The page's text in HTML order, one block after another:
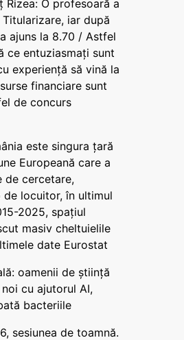
Rizea: O profesoară a
iar după
ajuns la 8.70 / Astfel
ce entuziasmați sunt
experiență să vină la
financiare sunt
de concurs
este singura țară
Europeană care a
de cercetare,
locuitor, în ultimul
2025, spațiul
masiv cheltuielile
date Eurostat
oamenii de știință
cu ajutorul AI,
bacteriile
sesiunea de toamnă.